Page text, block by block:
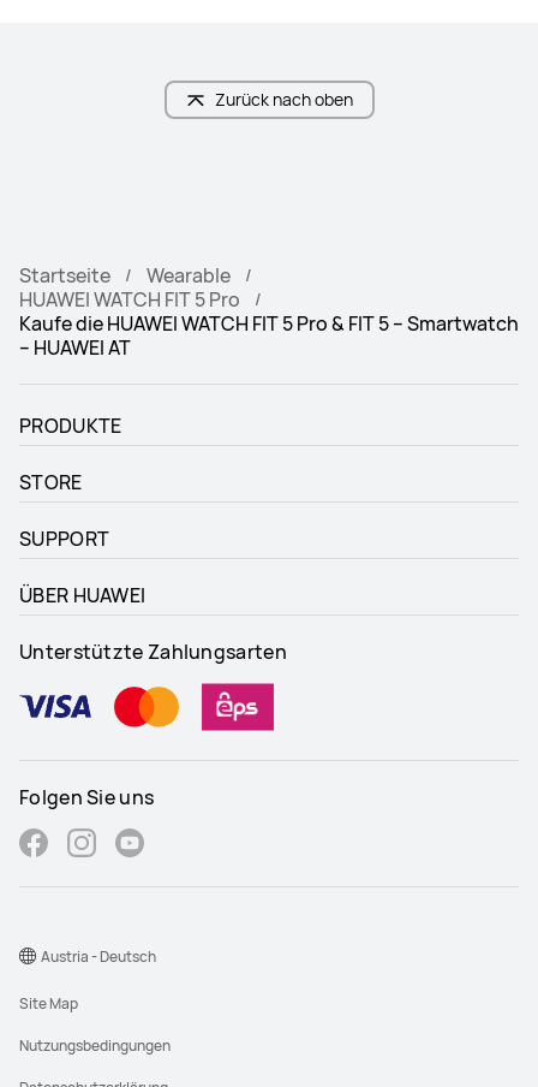
Zurück nach oben
Startseite
Wearable
HUAWEI WATCH FIT 5 Pro
Kaufe die HUAWEI WATCH FIT 5 Pro & FIT 5 – Smartwatch
– HUAWEI AT
PRODUKTE
STORE
SUPPORT
ÜBER HUAWEI
Unterstützte Zahlungsarten
Folgen Sie uns
Site Map
Nutzungsbedingungen
Austria - Deutsch